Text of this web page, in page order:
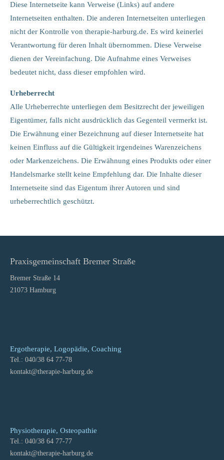
Diese Internetseite kann Verweise (Links) auf andere
Internetseiten enthalten. Die anderen Internetseiten unterliegen
nicht der Kontrolle von therapie-harburg.de. Es wird keinerlei
Verantwortung für deren Inhalt übernommen. Diese Verweise
dienen der Vereinfachung. Die Aufnahme eines Verweises
bedeutet nicht, dass dieser empfohlen wird.
Urheberrecht
Alle Urheberrechte unterliegen dem Besitzrecht der jeweiligen
Eigentümer, falls nicht ausdrücklich das Gegenteil vermerkt ist.
Die Erwähnung einer Bezeichnung auf dieser Internetseite hat
keinen Einfluss auf die Gültigkeit irgendeines Warenzeichens
oder Markenzeichens. Die Erwähnung eines Produkts oder einer
Handelsmarke stellt keine Empfehlung dar. Die Inhalte dieser
Internetseite sind das Eigentum ihrer Autoren und sind
urheberrechtlich geschützt.
Praxisgemeinschaft Bremer Straße
Bremer Straße 14
21073 Hamburg
Ergotherapie, Logopädie, Coaching
Tel.: 040/38 64 77-78
kontakt@therapie-harburg.de
Physiotherapie, Osteopathie
Tel.: 040/38 64 77-77
kontakt@therapie-harburg.de